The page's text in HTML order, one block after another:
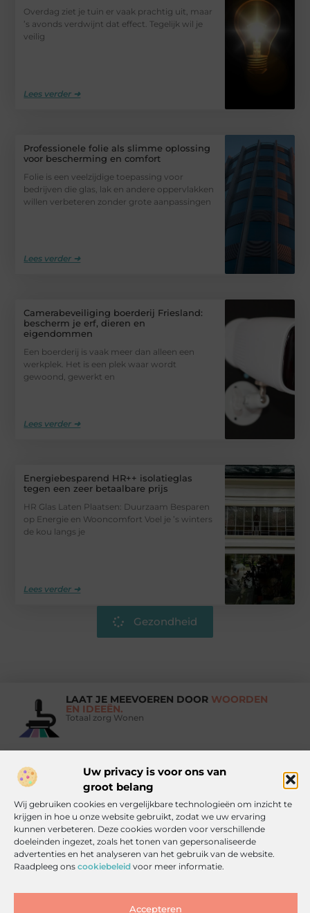
Uw privacy is voor ons van
groot belang
Wij gebruiken cookies en vergelijkbare technologieën om inzicht te
krijgen in hoe u onze website gebruikt, zodat we uw ervaring
kunnen verbeteren. Deze cookies worden voor verschillende
doeleinden ingezet, zoals het tonen van gepersonaliseerde
advertenties en het analyseren van het gebruik van de website.
Raadpleeg ons cookiebeleid voor meer informatie.
Accepteren
Overdag ziet je tuin er vaak prachtig uit, maar
’s avonds verdwijnt dat effect. Tegelijk wil je
veilig
Lees verder ➜
Professionele folie als slimme oplossing
voor bescherming en comfort
Folie is een veelzijdige toepassing voor
bedrijven die glas, lak en andere oppervlakken
willen verbeteren zonder grote aanpassingen
Lees verder ➜
Camerabeveiliging boerderij Friesland:
bescherm je erf, dieren en
eigendommen
Een boerderij is vaak meer dan alleen een
werkplek. Het is een plek waar wordt
gewoond, gewerkt en
Lees verder ➜
Energiebesparend HR++ isolatieglas
tegen een zeer betaalbare prijs
HR Glas Laten Plaatsen: Duurzaam Besparen
op Energie en Wooncomfort Voel je ’s winters
de kou langs je
Lees verder ➜
Gezondheid
LAAT JE MEEVOEREN DOOR WOORDEN
EN IDEEËN.
Totaal zorg Wonen
Vind Ons Hier :
Beroemdheden Uit de Media Partners Over ons
Contact Artikel publiceren Website index Cookiebeleid (EU)
Inkomsten genereren met jouw website: haal alles uit je online platform